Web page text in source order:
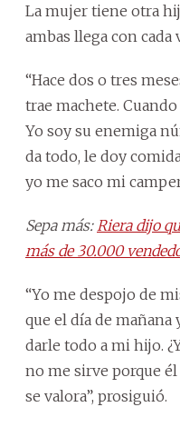
La mujer tiene otra
ambas llega con cada
“Hace dos o tres
trae machete.
Yo soy su enemiga
da todo, le doy
yo me saco mi
Sepa más: Riera dijo
más de 30.000
“Yo me despojo de
que el día de
darle todo a mi hijo.
no me sirve porque
se valora”, prosiguió.